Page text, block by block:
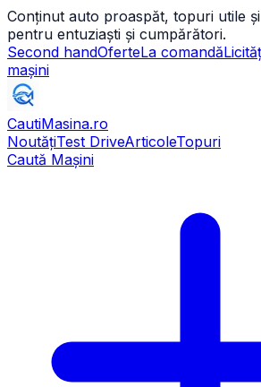
Conținut auto proaspăt, topuri utile
pentru entuziaști și cumpărători.
Second handOferteLa comandă
mașini
CautiMasina.ro
NoutățiTest DriveArticoleTopuri
Caută Mașini